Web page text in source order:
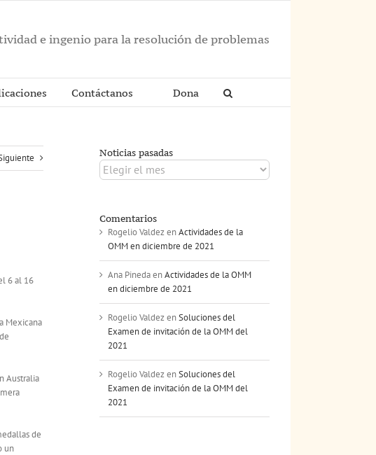
e ingenio para la resolución de problemas
Contáctanos Dona
6 al 16
Mexicana
Australia
de
un
Noticias pasadas
Noticias
pasadas
Comentarios
Rogelio ValdezenActividades de la
OMM en diciembre de 2021
Ana PinedaenActividades de la OMM
en diciembre de 2021
Rogelio ValdezenSoluciones del
Examen de invitación de la OMM del
2021
Rogelio ValdezenSoluciones del
Examen de invitación de la OMM del
2021